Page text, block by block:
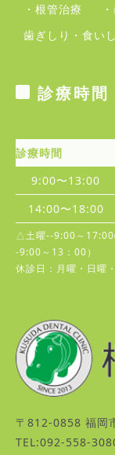
・根管治療
歯ぎしり・食い
診療時間
診療時間
9:00〜13:00
14:00〜18:00
△土曜--9:00～
-9:00～13：00）
休診日：月曜・日曜
〒812-0858 福岡
TEL:092-558-